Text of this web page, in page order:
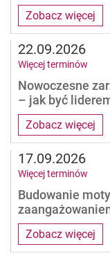
Zobacz więcej
Zobacz więcej
Nowoczesne
– jak być
22.09.2026
Więcej terminów
Zobacz więcej
Budowanie
17.09.2026
Więcej terminów